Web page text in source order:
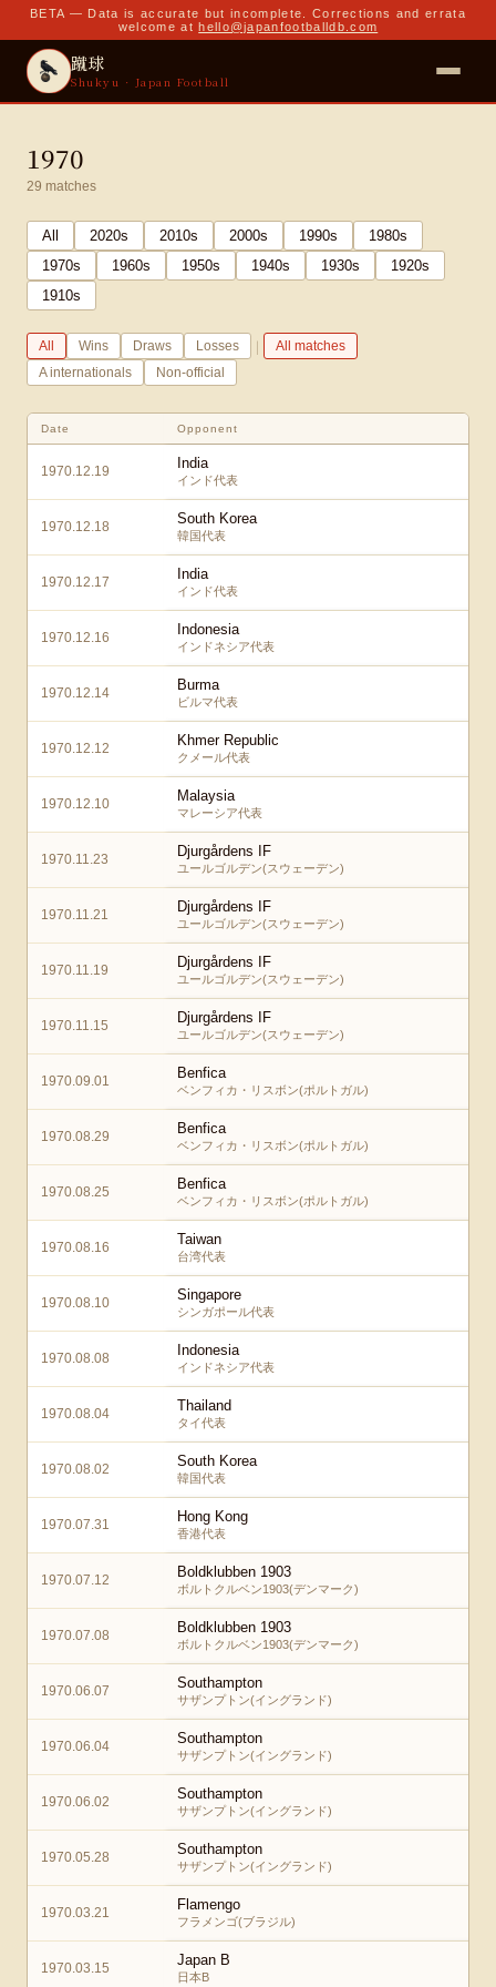
BETA — Data is accurate but incomplete. Corrections and errata
welcome at hello@japanfootballdb.com
蹴球
Shukyu · Japan Football
1970
29 matches
All 2020s 2010s 2000s 1990s 1980s
1970s 1960s 1950s 1940s 1930s 1920s
1910s
All Wins Draws Losses |
All matches
A internationals
Non-official
Date Opponent
1970.12.19 India
インド代表
1970.12.18 South Korea
韓国代表
1970.12.17 India
インド代表
1970.12.16 Indonesia
インドネシア代表
1970.12.14 Burma
ビルマ代表
1970.12.12 Khmer Republic
クメール代表
1970.12.10 Malaysia
マレーシア代表
1970.11.23 Djurgårdens IF
ユールゴルデン(スウェーデン)
1970.11.21 Djurgårdens IF
ユールゴルデン(スウェーデン)
1970.11.19 Djurgårdens IF
ユールゴルデン(スウェーデン)
1970.11.15 Djurgårdens IF
ユールゴルデン(スウェーデン)
1970.09.01 Benfica
ベンフィカ・リスボン(ポルトガル)
1970.08.29 Benfica
ベンフィカ・リスボン(ポルトガル)
1970.08.25 Benfica
ベンフィカ・リスボン(ポルトガル)
1970.08.16 Taiwan
台湾代表
1970.08.10 Singapore
シンガポール代表
1970.08.08 Indonesia
インドネシア代表
1970.08.04 Thailand
タイ代表
1970.08.02 South Korea
韓国代表
1970.07.31 Hong Kong
香港代表
1970.07.12 Boldklubben 1903
ボルトクルベン1903(デンマーク)
1970.07.08 Boldklubben 1903
ボルトクルベン1903(デンマーク)
1970.06.07 Southampton
サザンプトン(イングランド)
1970.06.04 Southampton
サザンプトン(イングランド)
1970.06.02 Southampton
サザンプトン(イングランド)
1970.05.28 Southampton
サザンプトン(イングランド)
1970.03.21 Flamengo
フラメンゴ(ブラジル)
1970.03.15 Japan B
日本B